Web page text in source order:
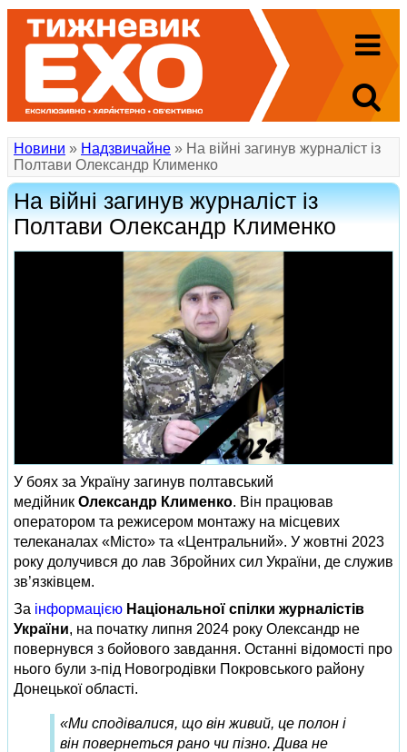
Новини » Надзвичайне » На війні загинув журналіст із
Полтави Олександр Клименко
На війні загинув журналіст із
Полтави Олександр Клименко
У боях за Україну загинув полтавський
медійник Олександр Клименко. Він працював
оператором та режисером монтажу на місцевих
телеканалах «Місто» та «Центральний». У жовтні 2023
року долучився до лав Збройних сил України, де служив
зв’язківцем.
За інформацією Національної спілки журналістів
України, на початку липня 2024 року Олександр не
повернувся з бойового завдання. Останні відомості про
нього були з-під Новогродівки Покровського району
Донецької області.
«Ми сподівалися, що він живий, це полон і
він повернеться рано чи пізно. Дива не